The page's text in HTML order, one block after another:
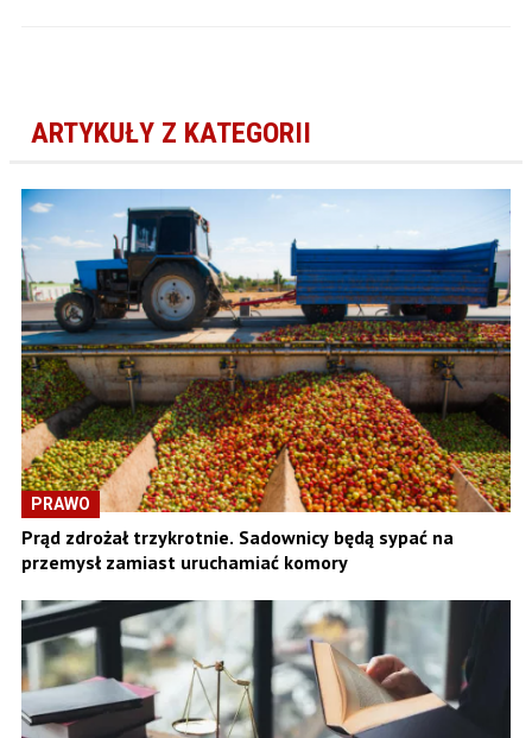
ARTYKUŁY Z KATEGORII
PRAWO
Prąd zdrożał trzykrotnie. Sadownicy będą sypać na
przemysł zamiast uruchamiać komory